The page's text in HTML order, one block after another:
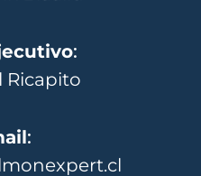
:
Ricapito
: